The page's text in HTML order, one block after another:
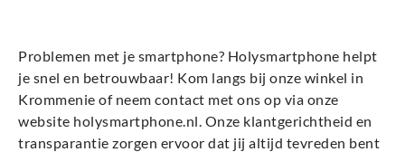
Problemen met je smartphone? Holysmartphone helpt
je snel en betrouwbaar! Kom langs bij onze winkel in
Krommenie of neem contact met ons op via onze
website holysmartphone.nl. Onze klantgerichtheid en
transparantie zorgen ervoor dat jij altijd tevreden bent